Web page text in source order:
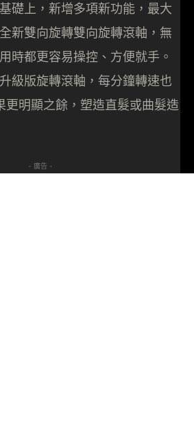
礎上，新增多項新功能，最大
新雙向旋轉雙向旋轉滾軸，無
時都更容易操控、方便就手。
級版旋轉滾軸，每分鐘轉速也
明顯之餘，塑造直髮或曲髮造
- 廣告 -